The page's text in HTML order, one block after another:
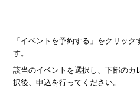
「イベントを予約する」をクリッ
す。
該当のイベントを選択し、下部のカ
択後、申込を行ってください。